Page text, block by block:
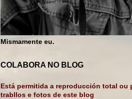
Mismamente eu.
COLABORA NO BLOG
Está permitida a reproducción total ou
trabllos e fotos de este blog